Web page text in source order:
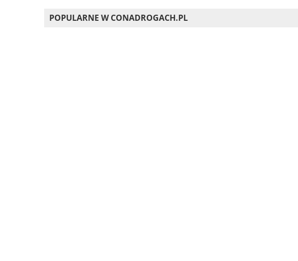
POPULARNE W CONADROGACH.PL